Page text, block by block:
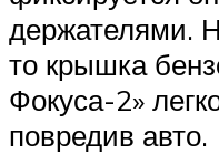
держателями.
то крышка
Фокуса-2»
повредив авто.